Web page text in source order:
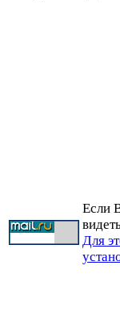
Если
Для